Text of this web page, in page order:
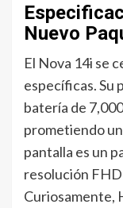
Nuevo
El Nova 14i se
específicas. Su
batería de
prometiendo
pantalla es un
resolución
Curiosamente,